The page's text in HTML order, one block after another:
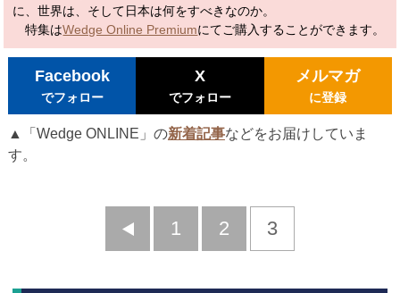
に、世界は、そして日本は何をすべきなのか。
特集はWedge Online Premiumにてご購入することができます。
Facebook
でフォロー
X
でフォロー
メルマガ
に登録
▲「Wedge ONLINE」の新着記事などをお届けしていま
す。
前
1 2 3